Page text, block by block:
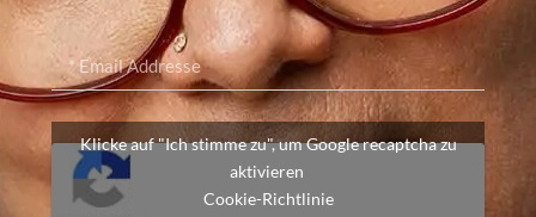
Klicke auf "Ich stimme zu", um Google recaptcha zu
aktivieren
Cookie-Richtlinie